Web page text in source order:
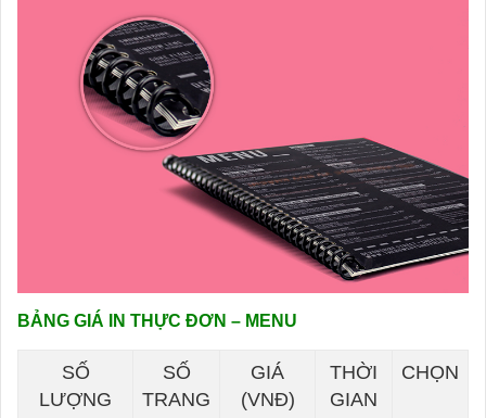
BẢNG GIÁ IN THỰC ĐƠN – MENU
SỐ
LƯỢNG
SỐ
TRANG
GIÁ
(VNĐ)
THỜI
GIAN
CHỌN